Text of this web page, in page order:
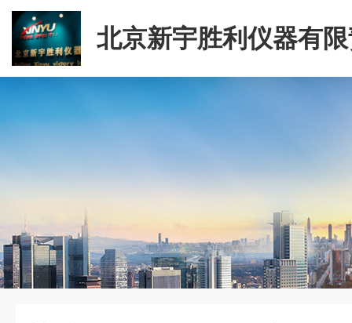
北京新宇胜利仪器有
司